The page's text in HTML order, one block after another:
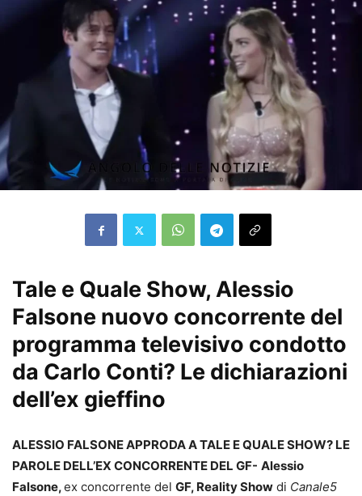
Tale e Quale Show, Alessio
Falsone nuovo concorrente del
programma televisivo condotto
da Carlo Conti? Le dichiarazioni
dell’ex gieffino
ALESSIO FALSONE APPRODA A TALE E QUALE SHOW? LE
PAROLE DELL’EX CONCORRENTE DEL GF- Alessio
Falsone,ex concorrente del GF, Reality Show di Canale5